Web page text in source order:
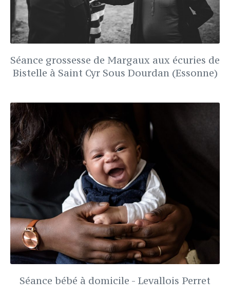
Séance grossesse de Margaux aux écuries de
Bistelle à Saint Cyr Sous Dourdan (Essonne)
Séance bébé à domicile - Levallois Perret